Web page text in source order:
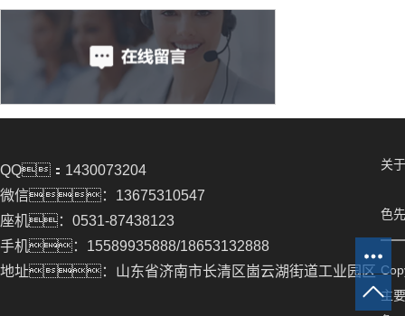
QQ：1430073204
微信：13675310547
座机：0531-87438123
手机：15589935888/18653132888
地址：山东省济南市长清区崮云湖街道工业园区
关
色
主